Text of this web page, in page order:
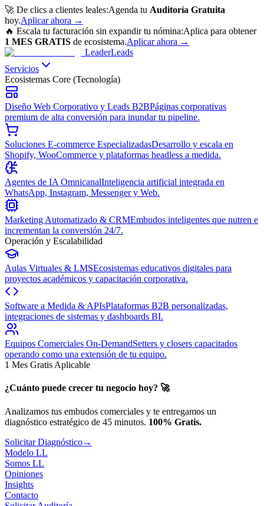
🚀 De clics a clientes leales:Agenda tu Auditoría Gratuita
hoy.Aplicar ahora →
🔥 Escala tu facturación sin expandir tu nómina:Aplica para obtener
1 MES GRATIS de ecosistema.Aplicar ahora →
LeaderLeads
Servicios
Ecosistemas Core (Tecnología)
Diseño Web Corporativo y Leads B2BPáginas corporativas
premium de alta conversión para inundar tu pipeline.
Soluciones E-commerce EspecializadasDesarrollo y escala en
Shopify, WooCommerce y plataformas headless a medida.
Agentes de IA OmnicanalInteligencia artificial integrada en
WhatsApp, Instagram, Messenger y Web.
Marketing Automatizado & CRMEmbudos inteligentes que nutren e
incrementan la conversión 24/7.
Operación y Escalabilidad
Aulas Virtuales & LMSEcosistemas educativos digitales para
proyectos académicos y capacitación corporativa.
Software a Medida & APIsPlataformas B2B personalizadas,
integraciones de sistemas y dashboards BI.
Equipos Comerciales On-DemandSetters y closers capacitados
operando como una extensión de tu equipo.
1 Mes Gratis Aplicable
¿Cuánto puede crecer tu negocio hoy? 🚀
Analizamos tus embudos comerciales y te entregamos un
diagnóstico estratégico de 45 minutos. 100% Gratis.
Solicitar Diagnóstico→
Modelo LL
Somos LL
Opiniones
Insights
Contacto